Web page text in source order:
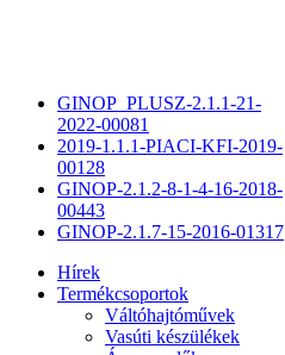
GINOP_PLUSZ-2.1.1-21-
2022-00081
2019-1.1.1-PIACI-KFI-2019-
00128
GINOP-2.1.2-8-1-4-16-2018-
00443
GINOP-2.1.7-15-2016-01317
Hírek
Termékcsoportok
Váltóhajtóművek
Vasúti készülékek